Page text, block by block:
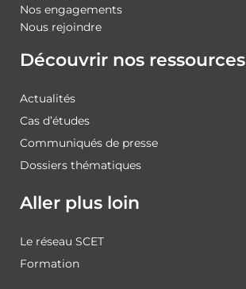
Nos engagements
Nous rejoindre
Découvrir nos ressources
Actualités
Cas d’études
Communiqués de presse
Dossiers thématiques
Aller plus loin
Le réseau SCET
Formation